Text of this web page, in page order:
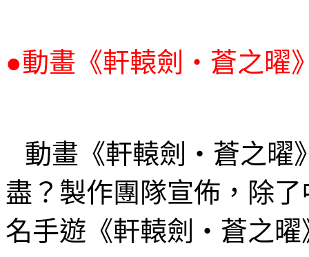
●動畫《軒轅劍‧蒼之曜
動畫《軒轅劍‧蒼之曜
盡？製作團隊宣佈，除
名手遊《軒轅劍‧蒼之曜